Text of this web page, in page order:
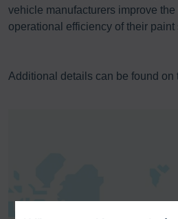
vehicle manufacturers improve the
operational efficiency of their paint
Additional details can be found on